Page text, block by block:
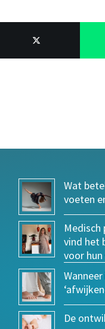
Wat
voeten
Medisch
vind het
voor hun
De